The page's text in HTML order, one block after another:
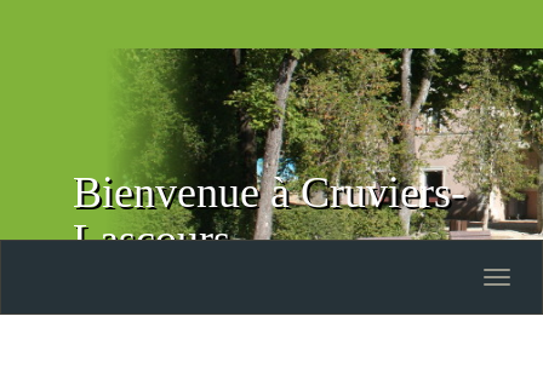
Bienvenue à Cruviers-
Lascours
Toggle